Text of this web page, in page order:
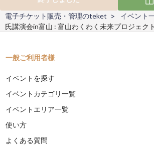
電子チケット販売・管理のteket イベント
氏講演会in富山 : 富山わくわく未来プロジェクト
一般ご利用者様
イベントを探す
イベントカテゴリ一覧
イベントエリア一覧
使い方
よくある質問